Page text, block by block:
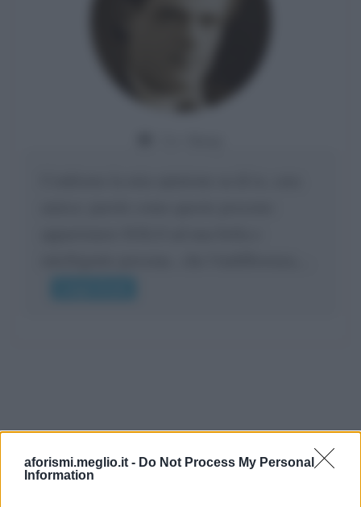
aforismi.meglio.it - Do Not Process My Personal
Information